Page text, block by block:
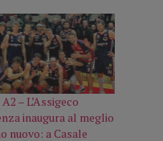
– L’Assigeco
inaugura al meglio
nuovo: a Casale